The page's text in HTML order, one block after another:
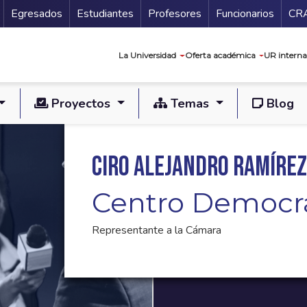
Secundario
Egresados Estudiantes Profesores Funcionarios
La Universidad Oferta académica UR
Proyectos Temas Blog
Ciro Alejandro
Centro
Representante a la Cámara